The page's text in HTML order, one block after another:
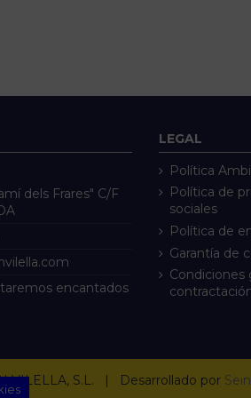
dels Frares" C/F
encantados
LEGAL
Política
Política de
sociales
Política de
Garantía de
Condiciones
VILELLA, S.L. | Desarrollado por